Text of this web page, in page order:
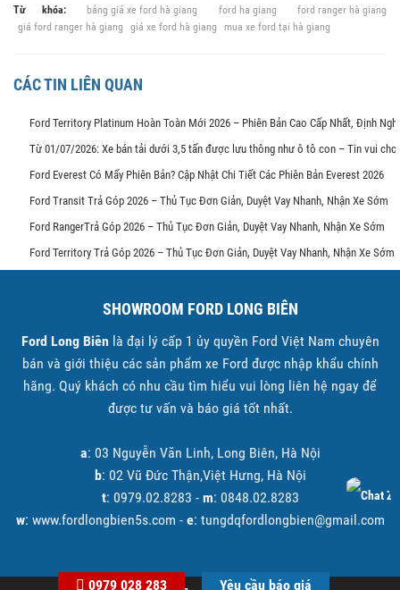
Từ khóa: bảng giá xe ford hà giang ford ha giang
ford ranger hà giang
giá ford ranger hà giang
giá xe ford hà giang mua xe ford tại hà giang
CÁC TIN LIÊN QUAN
Ford Territory Platinum Hoàn Toàn Mới 2026 – Phiên Bản Cao Cấp Nhất, Định
Từ 01/07/2026: Xe bán tải dưới 3,5 tấn được lưu thông như ô tô con – Tin vui cho
Ford Everest Có Mấy Phiên Bản? Cập Nhật Chi Tiết Các Phiên Bản Everest 2026
Ford Transit Trả Góp 2026 – Thủ Tục Đơn Giản, Duyệt Vay Nhanh, Nhận Xe Sớm
Ford RangerTrả Góp 2026 – Thủ Tục Đơn Giản, Duyệt Vay Nhanh, Nhận Xe Sớm
Ford Territory Trả Góp 2026 – Thủ Tục Đơn Giản, Duyệt Vay Nhanh, Nhận Xe Sớm
SHOWROOM FORD LONG BIÊN
Ford Long Biên là đại lý cấp 1 ủy quyền Ford Việt Nam chuyên
bán và giới thiệu các sản phẩm xe Ford được nhập khẩu chính
hãng. Quý khách có nhu cầu tìm hiểu vui lòng liên hệ ngay để
được tư vấn và báo giá tốt nhất.
a: 03 Nguyễn Văn Linh, Long Biên, Hà Nội
b: 02 Vũ Đức Thận,Việt Hưng, Hà Nội
t: 0979.02.8283 - m: 0848.02.8283
w: www.fordlongbien5s.com - e: tungdqfordlongbien@gmail.com
0979 028 283 Yêu cầu báo giá